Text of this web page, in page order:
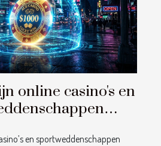
online casino's en
en sportweddenschappen